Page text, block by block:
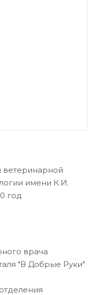
ветеринарной
имени К.И.
год
врача
"В Добрые Руки"